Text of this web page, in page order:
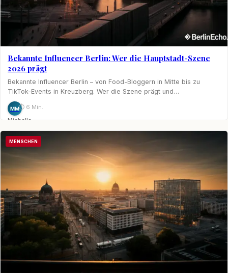
Bekannte Influencer Berlin: Wer die Hauptstadt-Szene
2026 prägt
Bekannte Influencer Berlin – von Food-Bloggern in Mitte bis zu
TikTok-Events in Kreuzberg. Wer die Szene prägt und…
MM
Michelle
Möhring
⏱ 6 Min.
MENSCHEN